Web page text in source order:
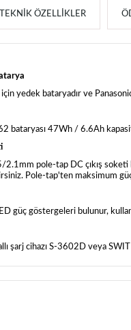
TEKNIK ÖZELLIKLER
yedek bataryadır ve
bataryası 47Wh / 6.6Ah
2.1mm pole-tap DC çıkış
Pole-tap'ten maksimum
güç göstergeleri bulunur,
şarj cihazı S-3602D veya